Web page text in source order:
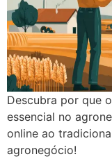
Descubra por que
essencial no
online ao
agronegócio!